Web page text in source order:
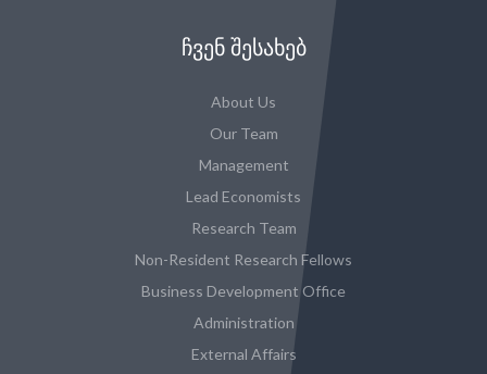
ᲩᲕᲔᲜ ᲨᲔᲡᲐᲮᲔᲑ
About Us
Our Team
Management
Lead Economists
Research Team
Non-Resident Research Fellows
Business Development Office
Administration
External Affairs